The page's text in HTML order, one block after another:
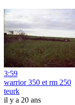
3:59
warrior 350 et rm 250
teurk
il y a 20 ans